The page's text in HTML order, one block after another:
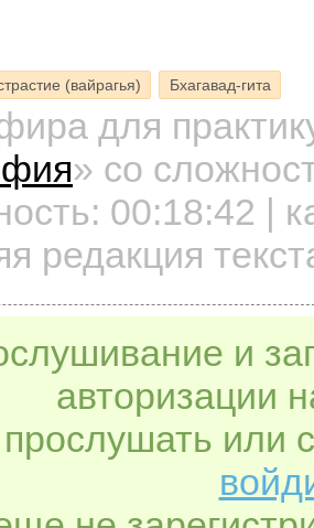
(вайрагья) Бхагавад-гита
для
» со
00:18:42 |
редакция
и
авторизации
или